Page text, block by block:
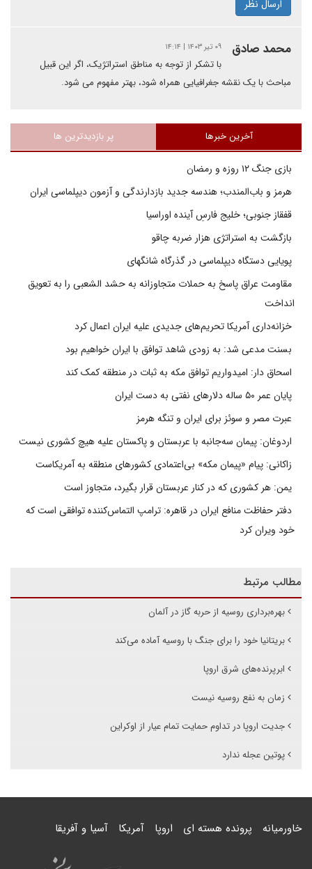
ارسال نظر
محمد صادق ۰۹ تیر ۱۴۰۳ | ۱۴:۱۴
با تشکر از توجه به مناطق استراتژیک، اگر این قبیل
مباحث با یک نقشه جغرافیایی همراه شود، بهتر مفهوم می شود.
آخرین خبرها پر بازدیدترین ها
بازی جنگ ۱۲ روزه و رمضان
هرمز و باب‌المندب؛ هندسه جدید بازدارندگی و آزمون دیپلماسی ایران
قفقاز جنوبی؛ خلیج فارسِ آینده اوراسیا
بازگشت به استراتژی هزار ضربه چاقو
پویایی دستگاه دیپلماسی در گذرگاه شانگهای
مقاومت عراق پاسخ به حملات متجاوزانه به حشد الشعبی را به تعویق
انداخت
خزانه‌داری آمریکا تحریم‌های جدیدی علیه ایران اعمال کرد
بسنت مدعی شد: به زودی شاهد توافق با ایران خواهیم بود
اسحاق دار: امیدواریم توافق مکه به ثبات در منطقه کمک کند
پایان عمر ۵۰ ساله دلارهای نفتی به دست ایران
عبرت مصر و سوئز برای ایران و تنگه هرمز
اردوغان: پیمان سه‌جانبه با عربستان و پاکستان علیه هیچ کشوری نیست
زاکانی: پیام «پیمان مکه» بی‌اعتمادی کشورهای منطقه به آمریکاست
یمن: هر کشوری که در کنار عربستان قرار بگیرد، متجاوز است
دفتر حفاظت منافع ایران در قاهره: ترامپ التماس‌کننده توافقی است که
خود ویران کرد
مطالب مرتبط
بهره‌برداری روسیه از حربه گاز در آلمان
بریتانیا خود را برای جنگ با روسیه آماده می‌کند
ابرپرنده‌های شرق اروپا
زمان به نفع روسیه نیست
جدیت اروپا در تداوم حمایت تمام عیار از اوکراین
پوتین عجله ندارد
خاورمیانه پرونده هسته ای اروپا آمریکا آسیا و آفریقا